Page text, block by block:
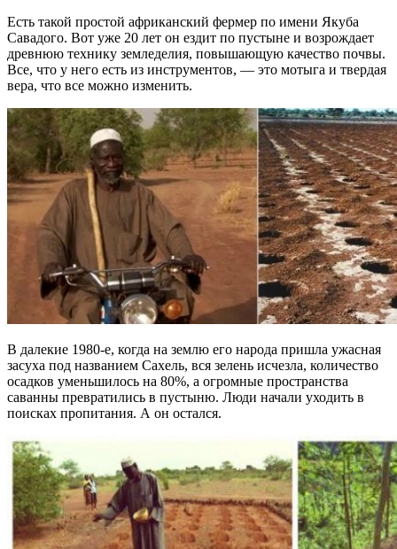
Есть такой простой африканский фермер по имени Якуба
Савадого. Вот уже 20 лет он ездит по пустыне и возрождает
древнюю технику земледелия, повышающую качество почвы.
Все, что у него есть из инструментов, — это мотыга и твердая
вера, что все можно изменить.
В далекие 1980-е, когда на землю его народа пришла ужасная
засуха под названием Сахель, вся зелень исчезла, количество
осадков уменьшилось на 80%, а огромные пространства
саванны превратились в пустыню. Люди начали уходить в
поисках пропитания. А он остался.